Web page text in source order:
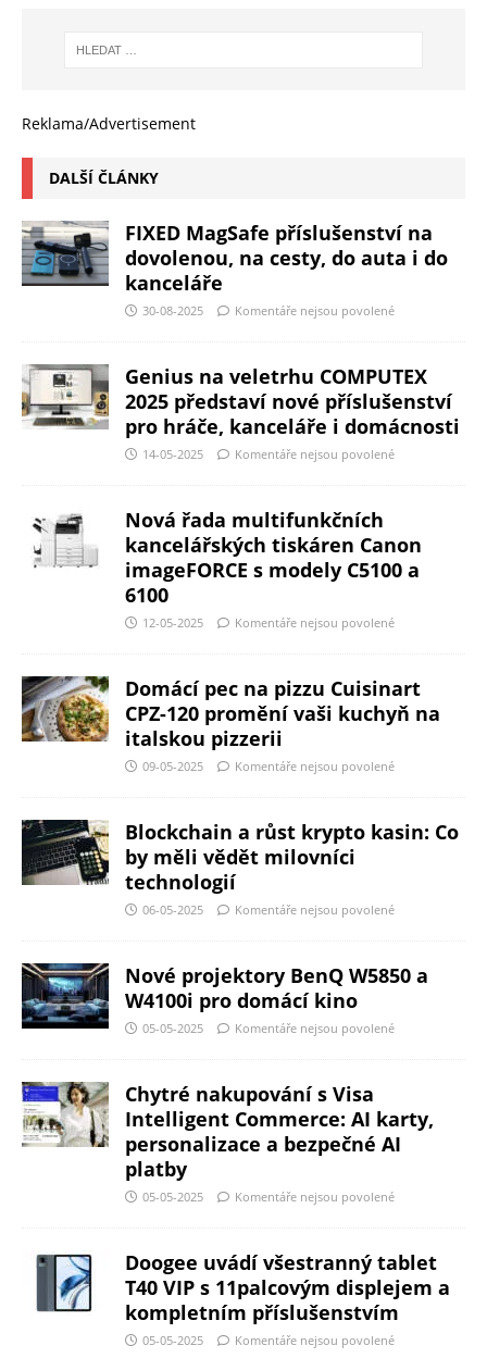
Reklama/Advertisement
DALŠÍ ČLÁNKY
FIXED MagSafe příslušenství na
dovolenou, na cesty, do auta i do
kanceláře
30-08-2025 Komentáře nejsou povolené
Genius na veletrhu COMPUTEX
2025 představí nové příslušenství
pro hráče, kanceláře i domácnosti
14-05-2025 Komentáře nejsou povolené
Nová řada multifunkčních
kancelářských tiskáren Canon
imageFORCE s modely C5100 a
6100
12-05-2025 Komentáře nejsou povolené
Domácí pec na pizzu Cuisinart
CPZ-120 promění vaši kuchyň na
italskou pizzerii
09-05-2025 Komentáře nejsou povolené
Blockchain a růst krypto kasin: Co
by měli vědět milovníci
technologií
06-05-2025 Komentáře nejsou povolené
Nové projektory BenQ W5850 a
W4100i pro domácí kino
05-05-2025 Komentáře nejsou povolené
Chytré nakupování s Visa
Intelligent Commerce: AI karty,
personalizace a bezpečné AI
platby
05-05-2025 Komentáře nejsou povolené
Doogee uvádí všestranný tablet
T40 VIP s 11palcovým displejem a
kompletním příslušenstvím
05-05-2025 Komentáře nejsou povolené